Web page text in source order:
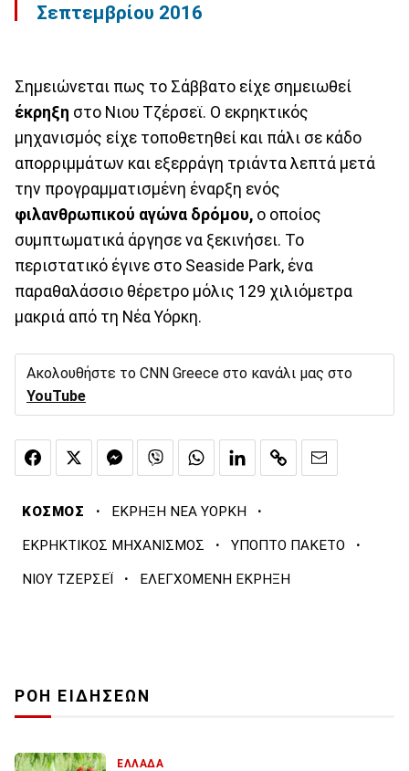
Σεπτεμβρίου 2016
Σημειώνεται πως το Σάββατο είχε σημειωθεί
έκρηξη στο Νιου Τζέρσεϊ. Ο εκρηκτικός
μηχανισμός είχε τοποθετηθεί και πάλι σε κάδο
απορριμμάτων και εξερράγη τριάντα λεπτά μετά
την προγραμματισμένη έναρξη ενός
φιλανθρωπικού αγώνα δρόμου, ο οποίος
συμπτωματικά άργησε να ξεκινήσει. Το
περιστατικό έγινε στο Seaside Park, ένα
παραθαλάσσιο θέρετρο μόλις 129 χιλιόμετρα
μακριά από τη Νέα Υόρκη.
Ακολουθήστε το CNN Greece στο κανάλι μας στο
YouTube
ΚΟΣΜΟΣ · ΕΚΡΗΞΗ ΝΕΑ ΥΟΡΚΗ ·
ΕΚΡΗΚΤΙΚΟΣ ΜΗΧΑΝΙΣΜΟΣ · ΥΠΟΠΤΟ ΠΑΚΕΤΟ ·
ΝΙΟΥ ΤΖΕΡΣΕΪ · ΕΛΕΓΧΟΜΕΝΗ ΕΚΡΗΞΗ
ΡΟΗ ΕΙΔΗΣΕΩΝ
ΕΛΛΑΔΑ